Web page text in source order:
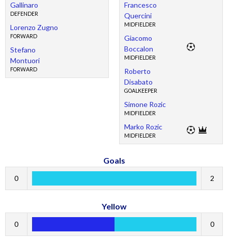
Gallinaro
DEFENDER
Lorenzo Zugno
FORWARD
Stefano
Montuori
FORWARD
Francesco
Quercini
MIDFIELDER
Giacomo
Boccalon
MIDFIELDER
Roberto
Disabato
GOALKEEPER
Simone Rozic
MIDFIELDER
Marko Rozic
MIDFIELDER
Goals
0 2
Yellow
0 0